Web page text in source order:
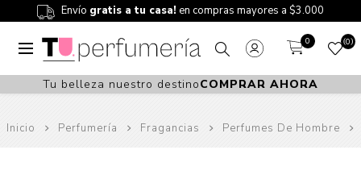
Envío gratis a tu casa! en compras mayores a $3.000
0 0
Tu belleza nuestro destinoCOMPRAR AHORA
Inicio Perfumería Fragancias Perfumes De Hombre